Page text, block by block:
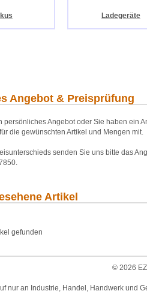
Ladegeräte
Angebot & Preisprüfung
persönliches Angebot oder Sie haben ein
die gewünschten Artikel und Mengen mit.
senden Sie uns bitte das
Artikel
gefunden
© 2026
nur an Industrie, Handel, Handwerk und